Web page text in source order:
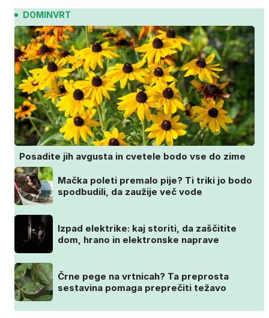
DOMINVRT
Posadite jih avgusta in cvetele bodo vse do zime
Mačka poleti premalo pije? Ti triki jo bodo
spodbudili, da zaužije več vode
Izpad elektrike: kaj storiti, da zaščitite
dom, hrano in elektronske naprave
Črne pege na vrtnicah? Ta preprosta
sestavina pomaga preprečiti težavo